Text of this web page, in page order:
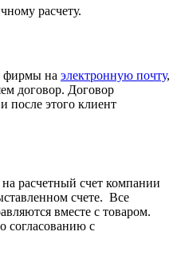
расчету.
фирмы на электронную почту,
договор. Договор
после этого клиент
расчетный счет компании
счете. Все
вместе с товаром.
согласованию с